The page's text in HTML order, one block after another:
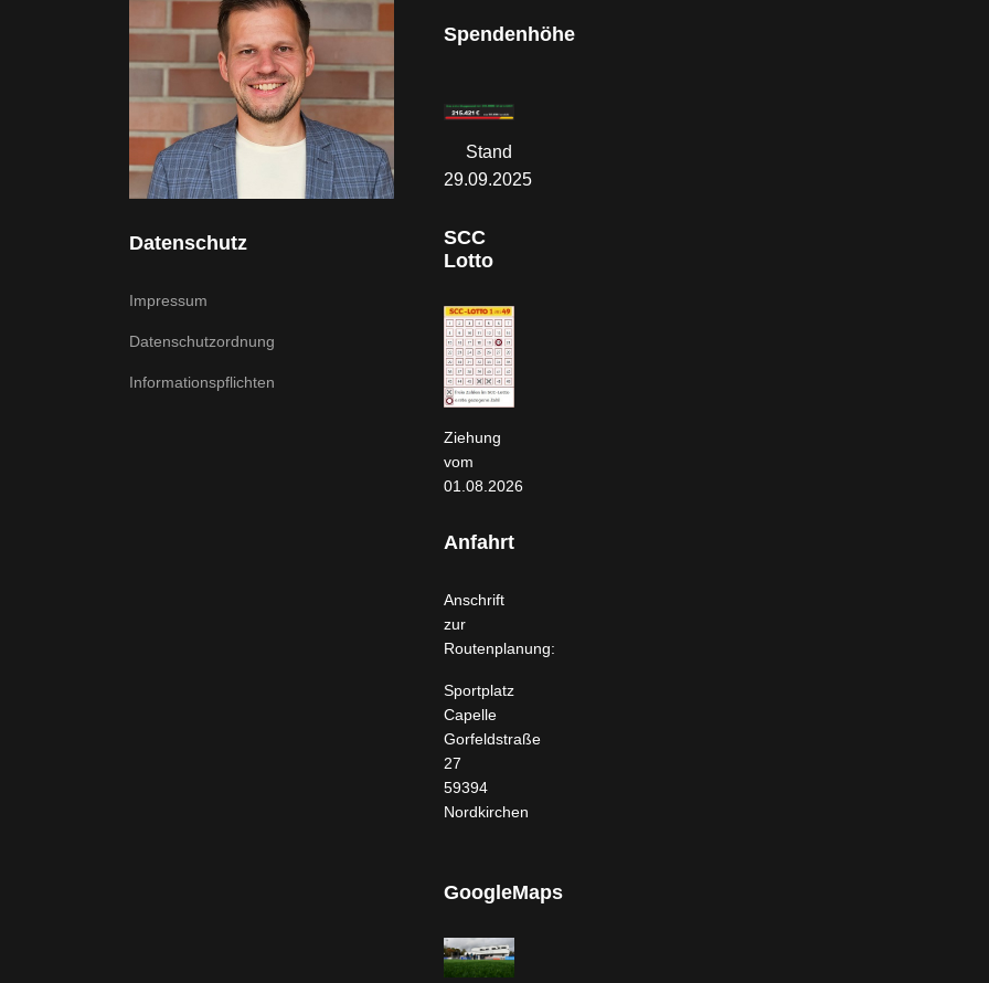
Datenschutz
Impressum
Datenschutzordnung
Informationspflichten
Spendenhöhe
Stand
29.09.2025
SCC
Lotto
Ziehung
vom
01.08.2026
Anfahrt
Anschrift
zur
Routenplanung:
Sportplatz
Capelle
Gorfeldstraße
27
59394
Nordkirchen
GoogleMaps